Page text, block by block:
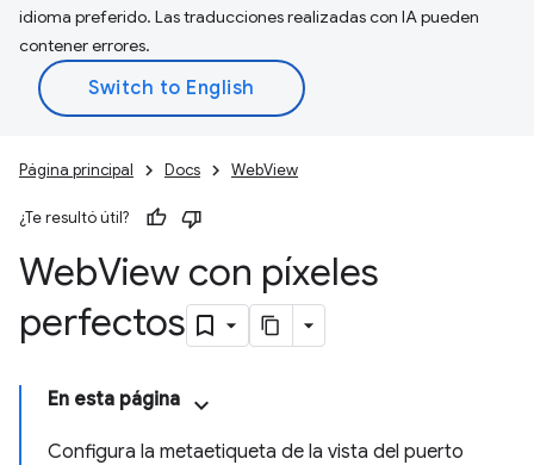
idioma preferido. Las traducciones realizadas con IA pueden
contener errores.
Página principal Docs WebView
¿Te resultó útil?
WebView con píxeles
perfectos
En esta página
Configura la metaetiqueta de la vista del puerto